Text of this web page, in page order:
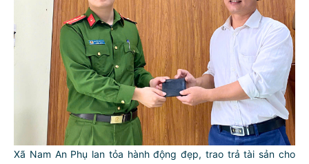
Xã Nam An Phụ lan tỏa hành động đẹp, trao trả tài sản cho